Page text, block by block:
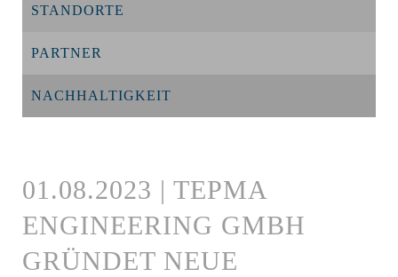
STANDORTE
PARTNER
NACHHALTIGKEIT
01.08.2023 | TEPMA
ENGINEERING GMBH
GRÜNDET NEUE